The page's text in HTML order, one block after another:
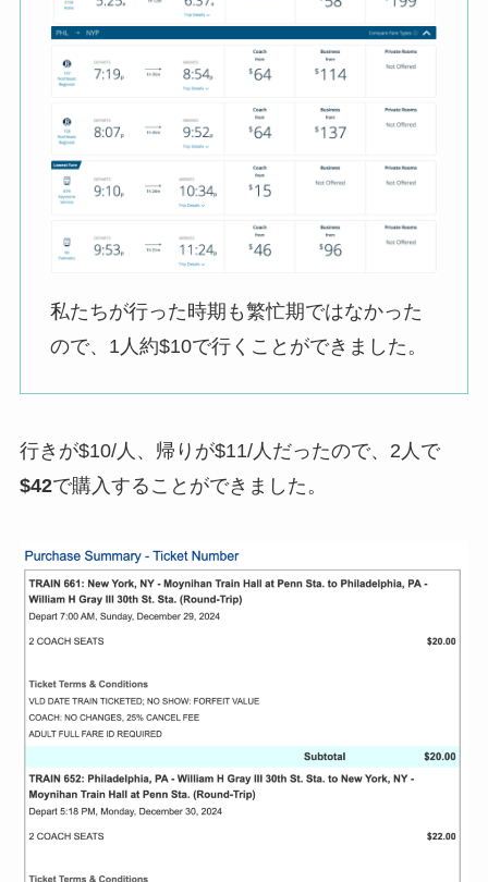
私たちが行った時期も繁忙期ではなかった
ので、1人約$10で行くことができました。
行きが$10/人、帰りが$11/人だったので、2人で
$42で購入することができました。